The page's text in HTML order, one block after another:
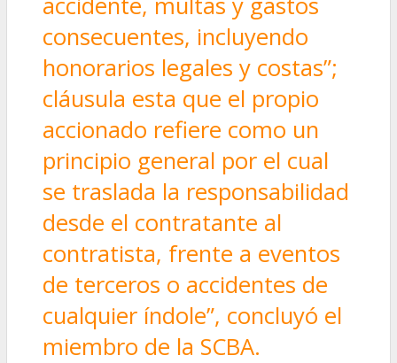
consecuentes, incluyendo
honorarios legales y costas”;
cláusula esta que el propio
accionado refiere como un
principio general por el cual
se traslada la responsabilidad
desde el contratante al
contratista, frente a eventos
de terceros o accidentes de
cualquier índole”, concluyó el
miembro de la SCBA.